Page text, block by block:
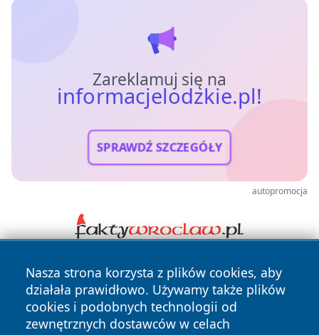
Zareklamuj się na
informacjelodzkie.pl!
SPRAWDŹ SZCZEGÓŁY
autopromocja
Nasza strona korzysta z plików cookies, aby
działała prawidłowo. Używamy także plików
cookies i podobnych technologii od
zewnętrznych dostawców w celach